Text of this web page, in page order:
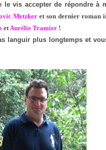
le vis accepter de répondre à
Metzker et son dernier roman
etAurélie Tramier !
languir plus longtemps et